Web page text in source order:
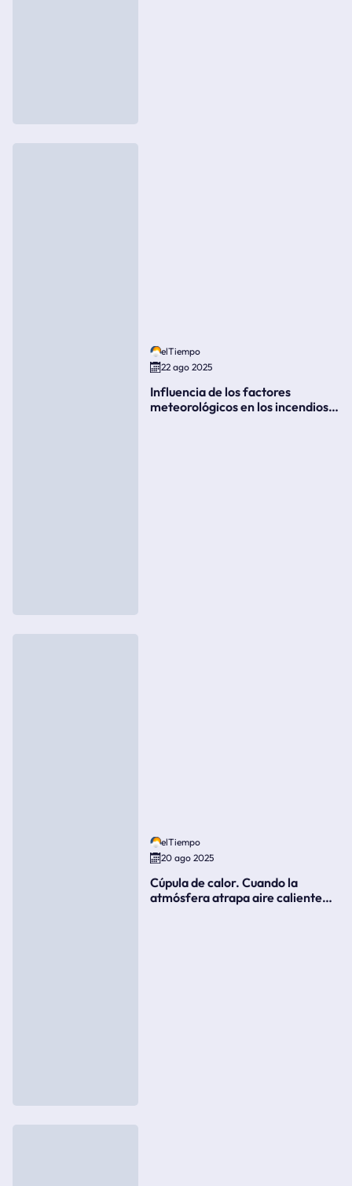
elTiempo
22 ago 2025
Influencia de los factores
meteorológicos en los incendios
elTiempo
20 ago 2025
Cúpula de calor. Cuando la
atmósfera atrapa aire caliente